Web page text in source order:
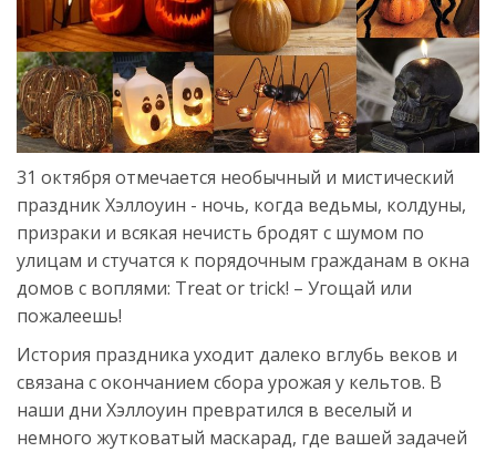
31 октября отмечается необычный и мистический
праздник Хэллоуин - ночь, когда ведьмы, колдуны,
призраки и всякая нечисть бродят с шумом по
улицам и стучатся к порядочным гражданам в окна
домов с воплями: Treat or trick! – Угощай или
пожалеешь!
История праздника уходит далеко вглубь веков и
связана с окончанием сбора урожая у кельтов. В
наши дни Хэллоуин превратился в веселый и
немного жутковатый маскарад, где вашей задачей